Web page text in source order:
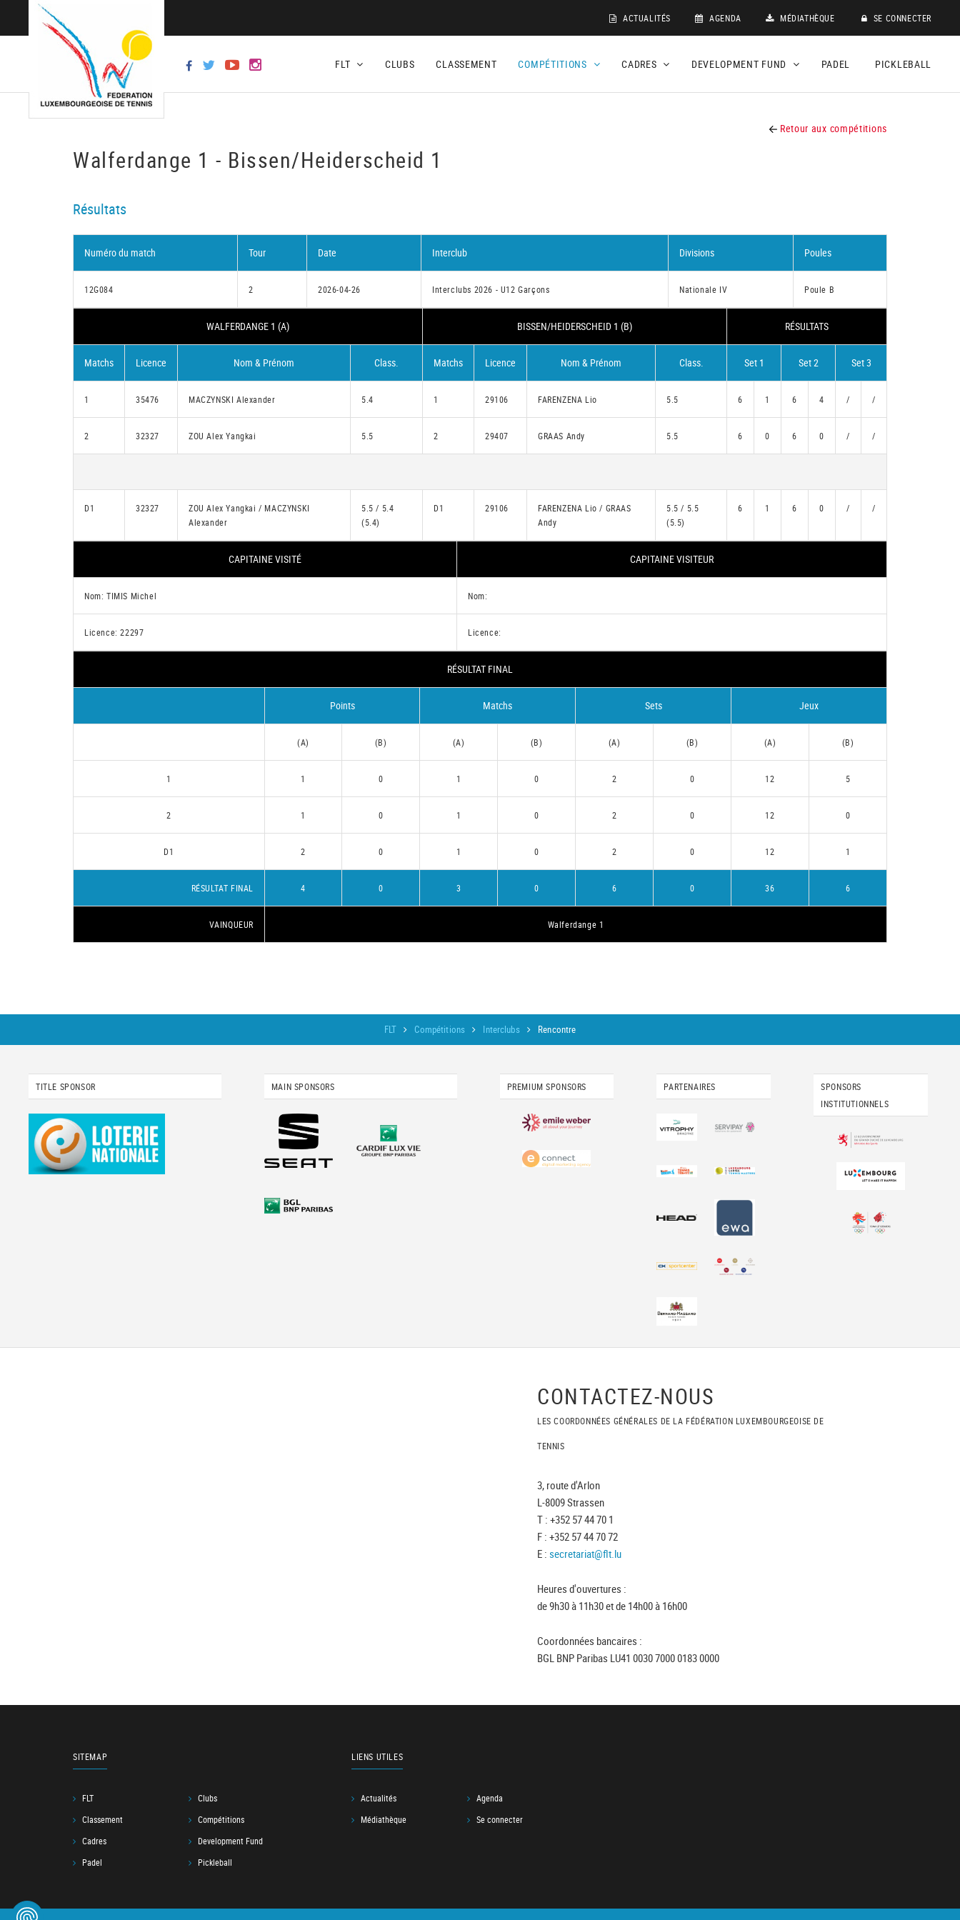
ACTUALITÉS AGENDA MÉDIATHÈQUE SE CONNECTER
FLT CLUBS CLASSEMENT COMPÉTITIONS CADRES DEVELOPMENT FUND PADEL PICKLEBALL
Retour aux compétitions
Walferdange 1 - Bissen/Heiderscheid 1
Résultats
Numéro du match Tour Date Interclub Divisions Poules
12G084 2 2026-04-26 Interclubs 2026 - U12 Garçons Nationale IV Poule B
WALFERDANGE 1 (A) BISSEN/HEIDERSCHEID 1 (B) RÉSULTATS
Matchs Licence Nom & Prénom Class. Matchs Licence Nom & Prénom Class. Set 1 Set 2 Set 3
1 35476 MACZYNSKI Alexander 5.4 1 29106 FARENZENA Lio 5.5 6 1 6 4 / /
2 32327 ZOU Alex Yangkai 5.5 2 29407 GRAAS Andy 5.5 6 0 6 0 / /
D1 32327
ZOU Alex Yangkai / MACZYNSKI
Alexander
5.5 / 5.4
(5.4)
D1 29106
FARENZENA Lio / GRAAS
Andy
5.5 / 5.5
(5.5)
6 1 6 0 / /
CAPITAINE VISITÉ CAPITAINE VISITEUR
Nom: TIMIS Michel Nom:
Licence: 22297 Licence:
RÉSULTAT FINAL
Points Matchs Sets Jeux
(A) (B) (A) (B) (A) (B) (A) (B)
1 1 0 1 0 2 0 12 5
2 1 0 1 0 2 0 12 0
D1 2 0 1 0 2 0 12 1
RÉSULTAT FINAL 4 0 3 0 6 0 36 6
VAINQUEUR Walferdange 1
FLT Compétitions Interclubs Rencontre
TITLE SPONSOR MAIN SPONSORS PREMIUM SPONSORS PARTENAIRES
SPONSORS
INSTITUTIONNELS
CONTACTEZ-NOUS
LES COORDONNÉES GÉNÉRALES DE LA FÉDÉRATION LUXEMBOURGEOISE DE
TENNIS
3, route d'Arlon
L-8009 Strassen
T : +352 57 44 70 1
F : +352 57 44 70 72
E : secretariat@flt.lu
Heures d'ouvertures :
de 9h30 à 11h30 et de 14h00 à 16h00
Coordonnées bancaires :
BGL BNP Paribas LU41 0030 7000 0183 0000
SITEMAP
FLT
Clubs
Classement
Compétitions
Cadres
Development Fund
Padel
Pickleball
LIENS UTILES
Actualités
Agenda
Médiathèque
Se connecter